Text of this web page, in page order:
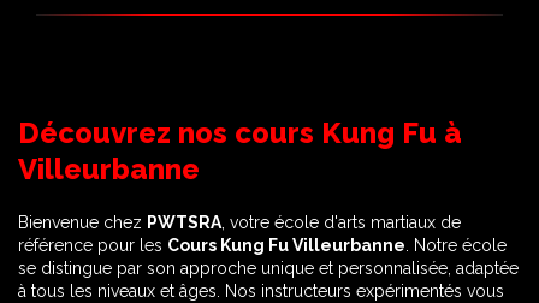
Découvrez nos cours Kung Fu à
Villeurbanne
Bienvenue chez PWTSRA , votre école d'arts martiaux de
référence pour les Cours Kung Fu Villeurbanne . Notre école
se distingue par son approche unique et personnalisée, adaptée
à tous les niveaux et âges. Nos instructeurs expérimentés vous